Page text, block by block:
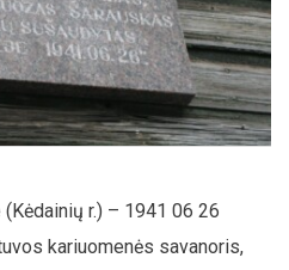
r.) – 1941 06 26
kariuomenės savanoris,